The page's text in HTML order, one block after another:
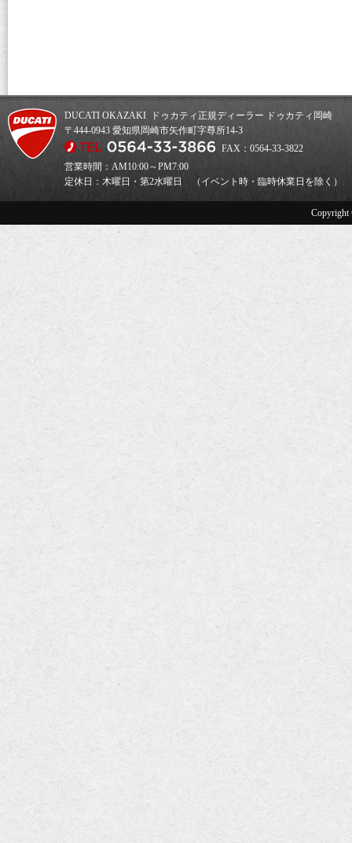
DUCATI OKAZAKI ドゥカティ正規ディーラー ドゥカティ岡崎
〒444-0943 愛知県岡崎市矢作町字尊所14-3
FAX：0564-33-3822
営業時間：AM10:00～PM7:00
定休日：木曜日・第2水曜日 （イベント時・臨時休業日を除く）